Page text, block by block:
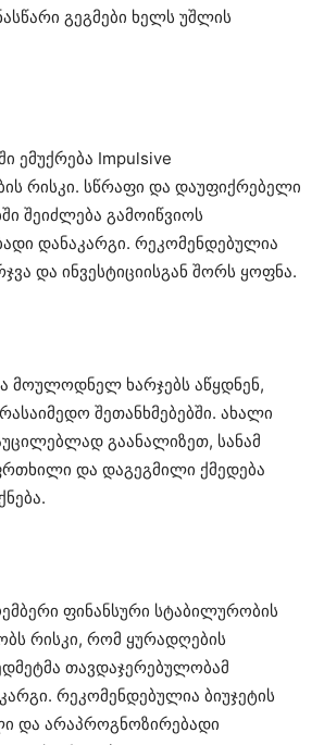
გეგმები ხელს უშლის
ემუქრება Impulsive
რისკი. სწრაფი და დაუფიქრებელი
შეიძლება გამოიწვიოს
დანაკარგი. რეკომენდებულია
და ინვესტიციისგან შორს ყოფნა.
მოულოდნელ ხარჯებს აწყდნენ,
შეთანხმებებში. ახალი
გაანალიზეთ, სანამ
და დაგეგმილი ქმედება
ფინანსური სტაბილურობის
რისკი, რომ ყურადღების
თავდაჯერებულობამ
რეკომენდებულია ბიუჯეტის
და არაპროგნოზირებადი